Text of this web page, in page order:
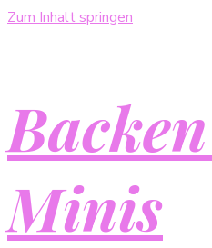
Zum Inhalt springen
Minis